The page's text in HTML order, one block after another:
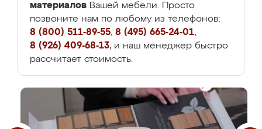
материалов Вашей мебели. Просто
позвоните нам по любому из телефонов:
8 (800) 511-89-55, 8 (495) 665-24-01,
8 (926) 409-68-13, и наш менеджер быстро
рассчитает стоимость.